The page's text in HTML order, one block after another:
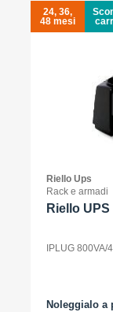
24, 36,
48 mesi
Riello Ups
Rack e armadi
Riello UPS
IPLUG 800VA/
Noleggialo a